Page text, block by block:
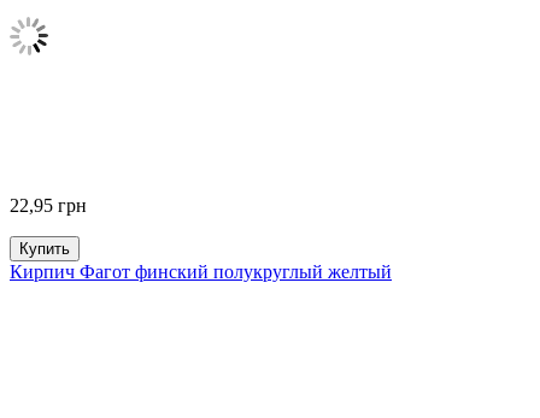
22,95 грн
Купить
Кирпич Фагот финский полукруглый желтый